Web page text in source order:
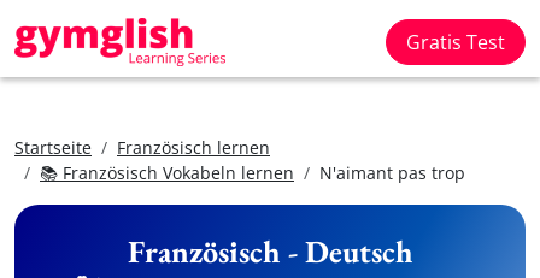
Gratis Test
Startseite
Französisch lernen
📚 Französisch Vokabeln lernen
N'aimant pas trop
Französisch - Deutsch